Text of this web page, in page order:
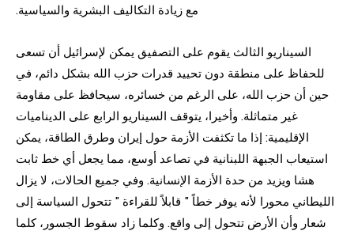
مع زيادة التكاليف البشرية والسياسية.
السيناريو الثالث يقوم على التصفيق يمكن لإسرائيل أن تسعى
للحفاظ على منطقة دون تحييد قدرات حزب الله بشكل دائم، في
حين أن حزب الله، على الرغم من خسائره، سيحافظ على مقاومة
غير متماثلة. وأخيرا، يتوقف السيناريو الرابع على الديناميات
الإقليمية: إذا ما تكثفت الأزمة حول إيران وطرق الطاقة، يمكن
استيعاب الجبهة اللبنانية في تصاعد أوسع، مما يجعل أي خط ثابت
هشا ويزيد من حدة الأزمة الإنسانية. وفي جميع الحالات، لا يزال
الليطاني محورا لأنه يوفر خطاً " قابلاً للقراءة " تتحول السياسة إلى
شعار وأن الأرض تتحول إلى واقع. وكلما زاد سقوط الجسور، كلما